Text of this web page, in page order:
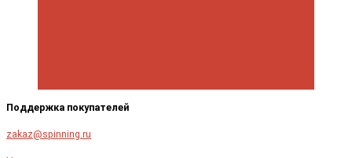
Поддержка покупателей
zakaz@spinning.ru